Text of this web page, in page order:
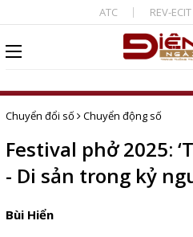
ATC REV-ECIT
Chuyển đổi số Chuyển động số
Festival phở 2025:
- Di sản trong kỷ
Bùi Hiển